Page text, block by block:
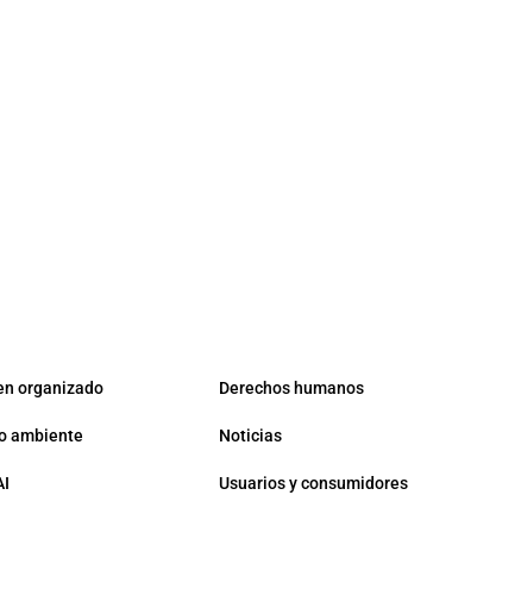
organizado Derechos humanos
ambiente Noticias
Usuarios y consumidores